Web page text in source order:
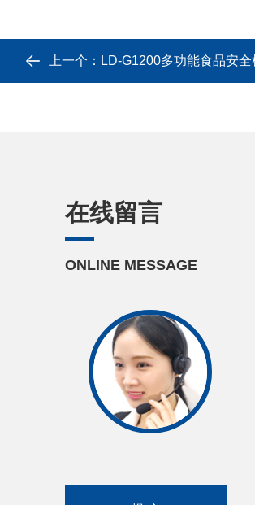
上一个： LD-G1200多功能食品安全检测
在线留言
ONLINE MESSAGE